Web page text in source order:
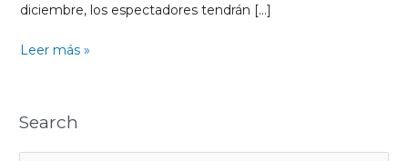
diciembre, los espectadores tendrán […]
Leer más »
Search